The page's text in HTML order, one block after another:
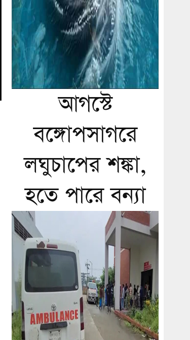
আগস্টে
বঙ্গোপসাগরে
লঘুচাপের শঙ্কা,
হতে পারে বন্যা